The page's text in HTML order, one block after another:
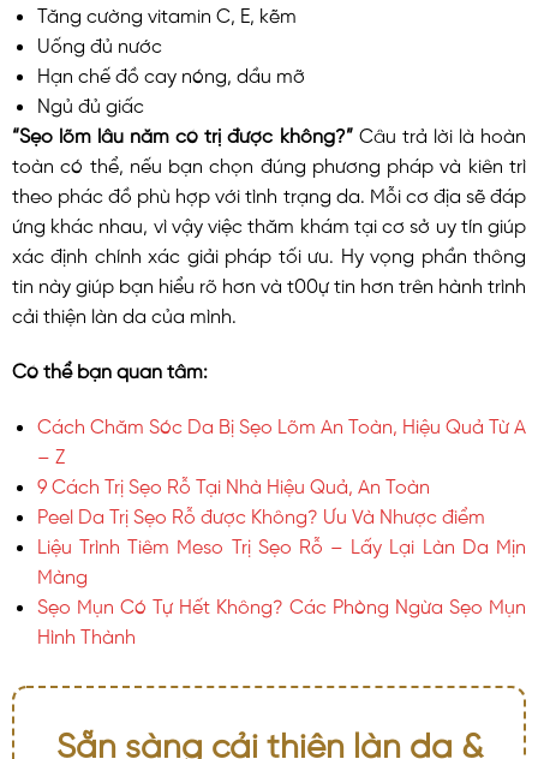
Tăng cường vitamin C, E, kẽm
Uống đủ nước
Hạn chế đồ cay nóng, dầu mỡ
Ngủ đủ giấc
“Sẹo lõm lâu năm có trị được không?” Câu trả lời là hoàn
toàn có thể, nếu bạn chọn đúng phương pháp và kiên trì
theo phác đồ phù hợp với tình trạng da. Mỗi cơ địa sẽ đáp
ứng khác nhau, vì vậy việc thăm khám tại cơ sở uy tín giúp
xác định chính xác giải pháp tối ưu. Hy vọng phần thông
tin này giúp bạn hiểu rõ hơn và t00ự tin hơn trên hành trình
cải thiện làn da của mình.
Có thể bạn quan tâm:
Cách Chăm Sóc Da Bị Sẹo Lõm An Toàn, Hiệu Quả Từ A
– Z
9 Cách Trị Sẹo Rỗ Tại Nhà Hiệu Quả, An Toàn
Peel Da Trị Sẹo Rỗ được Không? Ưu Và Nhược điểm
Liệu Trình Tiêm Meso Trị Sẹo Rỗ – Lấy Lại Làn Da Mịn
Màng
Sẹo Mụn Có Tự Hết Không? Các Phòng Ngừa Sẹo Mụn
Hình Thành
Sẵn sàng cải thiện làn da &